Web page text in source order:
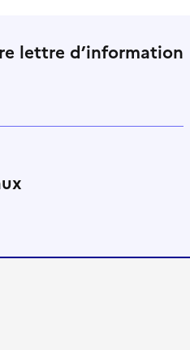
lettre d’information